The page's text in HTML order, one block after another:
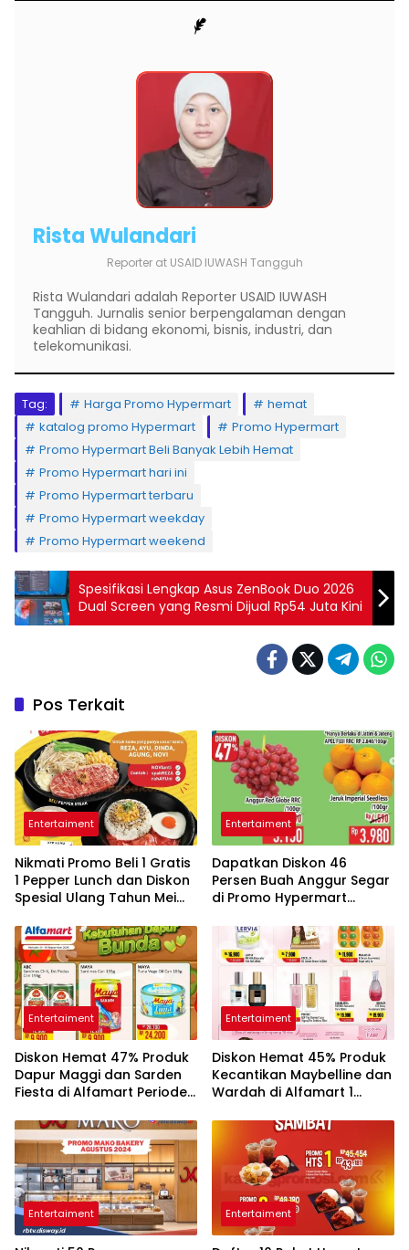
Rista Wulandari
Reporter at USAID IUWASH Tangguh
Rista Wulandari adalah Reporter USAID IUWASH
Tangguh. Jurnalis senior berpengalaman dengan
keahlian di bidang ekonomi, bisnis, industri, dan
telekomunikasi.
Tag: Harga Promo Hypermart
hemat
katalog promo Hypermart
Promo Hypermart
Promo Hypermart Beli Banyak Lebih Hemat
Promo Hypermart hari ini
Promo Hypermart terbaru
Promo Hypermart weekday
Promo Hypermart weekend
Spesifikasi Lengkap Asus ZenBook Duo 2026
Dual Screen yang Resmi Dijual Rp54 Juta Kini
Pos Terkait
Entertaiment
Nikmati Promo Beli 1 Gratis
1 Pepper Lunch dan Diskon
Spesial Ulang Tahun Mei
Entertaiment
Dapatkan Diskon 46
Persen Buah Anggur Segar
di Promo Hypermart
Entertaiment
Diskon Hemat 47% Produk
Dapur Maggi dan Sarden
Fiesta di Alfamart Periode 1
Entertaiment
Diskon Hemat 45% Produk
Kecantikan Maybelline dan
Wardah di Alfamart 1
Entertaiment Entertaiment